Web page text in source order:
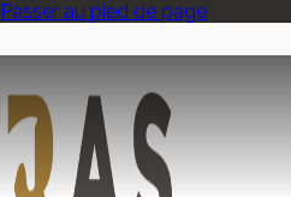
Passer au pied de page